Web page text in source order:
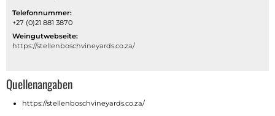
Telefonnummer:
+27 (0)21 881 3870
Weingutwebseite:
https://stellenboschvineyards.co.za/
Quellenangaben
https://stellenboschvineyards.co.za/